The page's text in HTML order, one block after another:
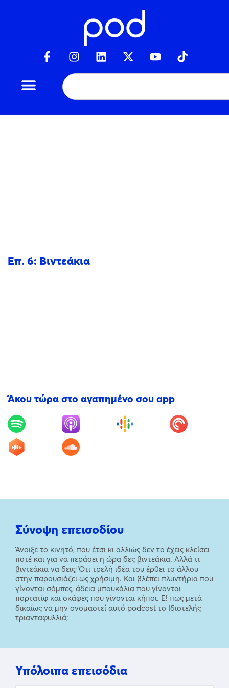
Επ. 6: Βιντεάκια
Άκου τώρα στο αγαπημένο σου app
Σύνοψη επεισοδίου
Άνοιξε το κινητό, που έτσι κι αλλιώς δεν το έχεις κλείσει
ποτέ και για να περάσει η ώρα δες βιντεάκια. Αλλά τι
βιντεάκια να δεις; Ότι τρελή ιδέα του έρθει το άλλου
στην παρουσιάζει ως χρήσιμη. Και βλέπει πλυντήρια που
γίνονται σόμπες, άδεια μπουκάλια που γίνονται
πορτατίφ και σκάφες που γίνονται κήποι. Ε! πως μετά
δικαίως να μην ονομαστεί αυτό podcast το Ιδιοτελής
τριανταφυλλιά;
Υπόλοιπα επεισόδια